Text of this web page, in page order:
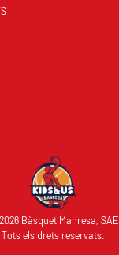
Bàsquet Manresa, SAE
Tots els drets reservats.